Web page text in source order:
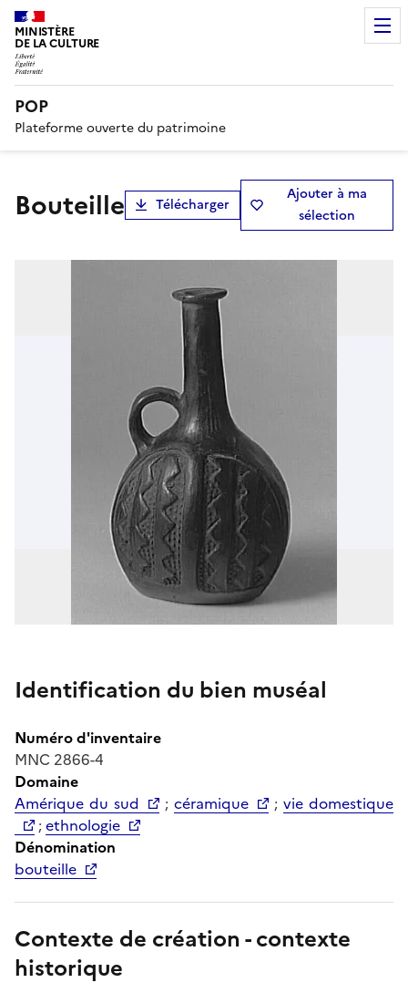
MINISTÈRE
DE LA CULTURE
POP
Plateforme ouverte du patrimoine
bouteille Télécharger
Ajouter à ma
sélection
Identification du bien muséal
Numéro d'inventaire
MNC 2866-4
Domaine
Amérique du sud
; céramique ; vie domestique
;ethnologie
Dénomination
bouteille
Contexte de création - contexte
historique